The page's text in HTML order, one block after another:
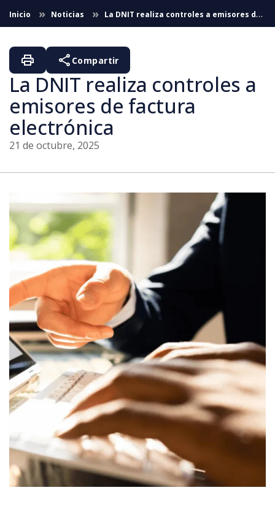
Saltar al contenido principal
Inicio Noticias
La DNIT realiza controles a emisores de
factura electrónica
La DNIT realiza controles a
emisores de factura
electrónica
21 de octubre, 2025
print share Compartir